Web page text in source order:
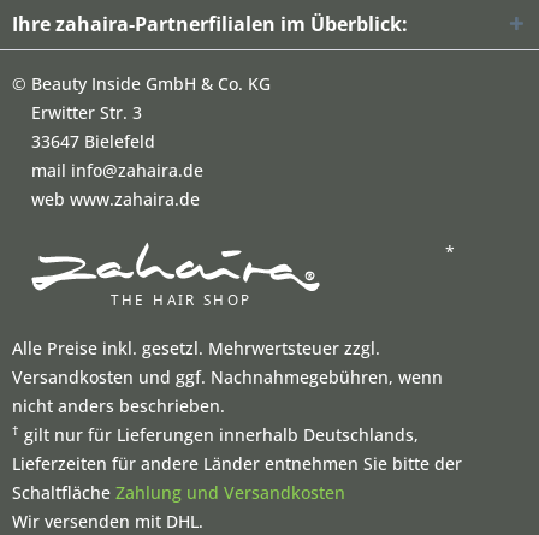
Ihre zahaira-Partnerfilialen im Überblick:
© Beauty Inside GmbH & Co. KG
Erwitter Str. 3
33647 Bielefeld
mail info@zahaira.de
web www.zahaira.de
*
Alle Preise inkl. gesetzl. Mehrwertsteuer zzgl.
Versandkosten und ggf. Nachnahmegebühren, wenn
nicht anders beschrieben.
† gilt nur für Lieferungen innerhalb Deutschlands,
Lieferzeiten für andere Länder entnehmen Sie bitte der
Schaltfläche Zahlung und Versandkosten
Wir versenden mit DHL.